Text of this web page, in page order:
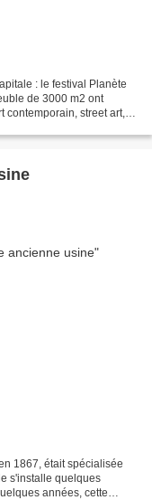
: le festival Planète
de 3000 m2 ont
contemporain, street art,
1867, était spécialisée
s'installe quelques
années, cette